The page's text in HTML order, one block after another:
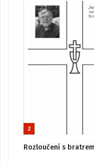
2
Rozloučení s